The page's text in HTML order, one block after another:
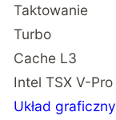
Taktowanie
Turbo
Cache L3
Intel TSX V-Pro
Układ graficzny